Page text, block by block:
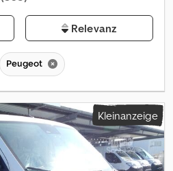
Relevanz
Peugeot
Kleinanzeige